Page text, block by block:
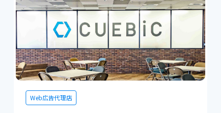
Web広告代理店